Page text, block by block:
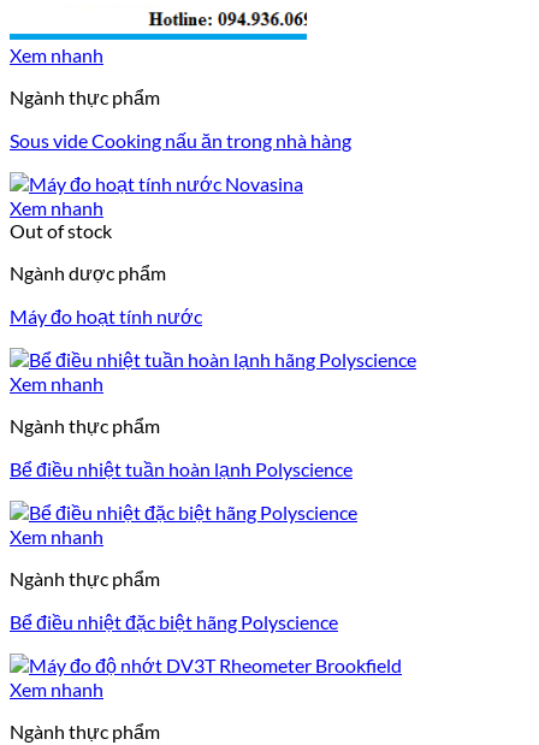
Xem nhanh
Ngành thực phẩm
Sous vide Cooking nấu ăn trong nhà hàng
Xem nhanh
Out of stock
Ngành dược phẩm
Máy đo hoạt tính nước
Xem nhanh
Ngành thực phẩm
Bể điều nhiệt tuần hoàn lạnh Polyscience
Xem nhanh
Ngành thực phẩm
Bể điều nhiệt đặc biệt hãng Polyscience
Xem nhanh
Ngành thực phẩm